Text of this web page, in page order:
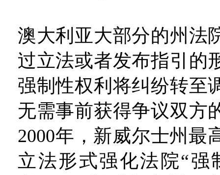
澳大利亚大部分的州法
过立法或者发布指引的
强制性权利将纠纷转至
无需事前获得争议双方
2000年，新威尔士州最
立法形式强化法院“强